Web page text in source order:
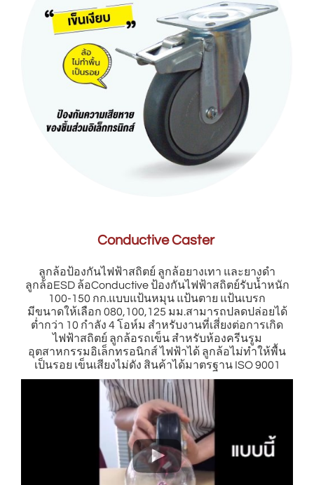
Conductive Caster
ลูกล้อป้องกันไฟฟ้าสถิตย์ ลูกล้อยางเทา และยางดำ
ลูกล้อESD ล้อConductive ป้องกันไฟฟ้าสถิตย์รับน้ำหนัก
100-150 กก.แบบแป้นหมุน แป้นตาย แป้นเบรก
มีขนาดให้เลือก 080,100,125 มม.สามารถปลดปล่อยได้
ต่ำกว่า 10 กำลัง 4 โอห์ม สำหรับงานที่เสี่ยงต่อการเกิด
ไฟฟ้าสถิตย์ ลูกล้อรถเข็น สำหรับห้องครีนรูม
อุตสาหกรรมอิเล็กทรอนิกส์ ไฟฟ้าได้ ลูกล้อไม่ทำให้พื้น
เป็นรอย เข็นเสียงไม่ดัง สินค้าได้มาตรฐาน ISO 9001